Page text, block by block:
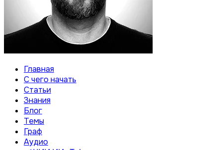
Главная
С чего начать
Статьи
Знания
Блог
Темы
Граф
Аудио